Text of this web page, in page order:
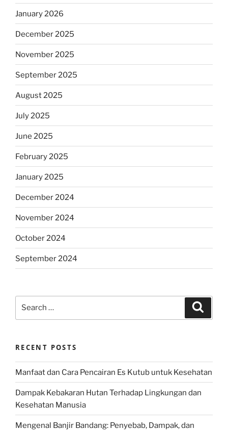
January 2026
December 2025
November 2025
September 2025
August 2025
July 2025
June 2025
February 2025
January 2025
December 2024
November 2024
October 2024
September 2024
RECENT POSTS
Manfaat dan Cara Pencairan Es Kutub untuk Kesehatan
Dampak Kebakaran Hutan Terhadap Lingkungan dan
Kesehatan Manusia
Mengenal Banjir Bandang: Penyebab, Dampak, dan